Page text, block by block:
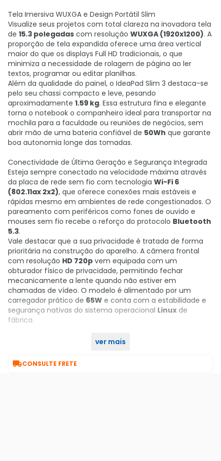
Tela Imersiva WUXGA e Design Portátil Slim
Visualize seus projetos com total clareza na inovadora tela
de 15.3 polegadas com resolução WUXGA (1920x1200). A
proporção de tela expandida oferece uma área vertical
maior do que os displays Full HD tradicionais, o que
minimiza a necessidade de rolagem de página ao ler
textos, programar ou editar planilhas.
Além da qualidade do painel, o IdeaPad Slim 3 destaca-se
pelo seu chassi compacto e leve, pesando
aproximadamente 1.59 kg. Essa estrutura fina e elegante
torna o notebook o companheiro ideal para transportar na
mochila para a faculdade ou reuniões de negócios, sem
abrir mão de uma bateria confiável de 50Wh que garante
boa autonomia longe das tomadas.
Conectividade de Última Geração e Segurança Integrada
Esteja sempre conectado na velocidade máxima através
da placa de rede sem fio com tecnologia Wi-Fi 6
(802.11ax 2x2), que oferece conexões mais estáveis e
rápidas mesmo em ambientes de rede congestionados. O
pareamento com periféricos como fones de ouvido e
mouses sem fio recebe o reforço do protocolo Bluetooth
5.3.
Vale destacar que a sua privacidade é tratada de forma
prioritária na construção do aparelho. A câmera frontal
com resolução HD 720p vem equipada com um
obturador físico de privacidade, permitindo fechar
mecanicamente a lente quando não estiver em
chamadas de vídeo. O modelo é alimentado por um
carregador prático de 65W e conta com a estabilidade e
segurança nativas do sistema operacional Linux de
fábrica.
ver mais
CONSULTE FRETE